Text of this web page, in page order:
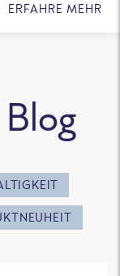
ERFAHRE MEHR